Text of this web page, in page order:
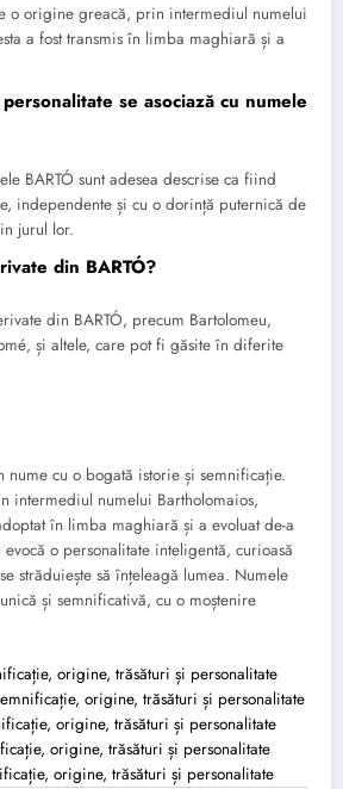
o origine greacă, prin intermediul numelui
a fost transmis în limba maghiară și a
se asociază cu numele
BARTÓ sunt adesea descrise ca fiind
independente și cu o dorință puternică de
jurul lor.
din BARTÓ?
din BARTÓ, precum Bartolomeu,
și altele, care pot fi găsite în diferite
nume cu o bogată istorie și semnificație.
intermediul numelui Bartholomaios,
în limba maghiară și a evoluat de-a
o personalitate inteligentă, curioasă
străduiește să înțeleagă lumea. Numele
și semnificativă, cu o moștenire
origine, trăsături și personalitate
origine, trăsături și personalitate
origine, trăsături și personalitate
origine, trăsături și personalitate
origine, trăsături și personalitate